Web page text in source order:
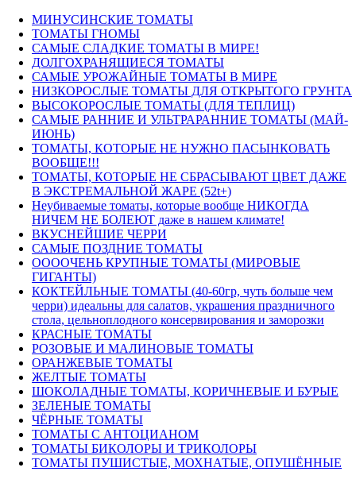
МИНУСИНСКИЕ ТОМАТЫ
ТОМАТЫ ГНОМЫ
САМЫЕ СЛАДКИЕ ТОМАТЫ В МИРЕ!
ДОЛГОХРАНЯЩИЕСЯ ТОМАТЫ
САМЫЕ УРОЖАЙНЫЕ ТОМАТЫ В МИРЕ
НИЗКОРОСЛЫЕ ТОМАТЫ ДЛЯ ОТКРЫТОГО ГРУНТА
ВЫСОКОРОСЛЫЕ ТОМАТЫ (ДЛЯ ТЕПЛИЦ)
САМЫЕ РАННИЕ И УЛЬТРАРАННИЕ ТОМАТЫ (МАЙ-
ИЮНЬ)
ТОМАТЫ, КОТОРЫЕ НЕ НУЖНО ПАСЫНКОВАТЬ
ВООБЩЕ!!!
ТОМАТЫ, КОТОРЫЕ НЕ СБРАСЫВАЮТ ЦВЕТ ДАЖЕ
В ЭКСТРЕМАЛЬНОЙ ЖАРЕ (52t+)
Неубиваемые томаты, которые вообще НИКОГДА
НИЧЕМ НЕ БОЛЕЮТ даже в нашем климате!
ВКУСНЕЙШИЕ ЧЕРРИ
САМЫЕ ПОЗДНИЕ ТОМАТЫ
ООООЧЕНЬ КРУПНЫЕ ТОМАТЫ (МИРОВЫЕ
ГИГАНТЫ)
КОКТЕЙЛЬНЫЕ ТОМАТЫ (40-60гр, чуть больше чем
черри) идеальны для салатов, украшения праздничного
стола, цельноплодного консервирования и заморозки
КРАСНЫЕ ТОМАТЫ
РОЗОВЫЕ И МАЛИНОВЫЕ ТОМАТЫ
ОРАНЖЕВЫЕ ТОМАТЫ
ЖЕЛТЫЕ ТОМАТЫ
ШОКОЛАДНЫЕ ТОМАТЫ, КОРИЧНЕВЫЕ И БУРЫЕ
ЗЕЛЕНЫЕ ТОМАТЫ
ЧЁРНЫЕ ТОМАТЫ
ТОМАТЫ С АНТОЦИАНОМ
ТОМАТЫ БИКОЛОРЫ И ТРИКОЛОРЫ
ТОМАТЫ ПУШИСТЫЕ, МОХНАТЫЕ, ОПУШЁННЫЕ